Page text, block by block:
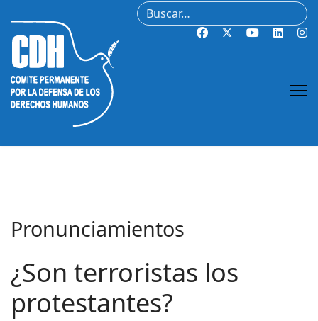
Buscar
Pronunciamientos
¿Son terroristas los
protestantes?